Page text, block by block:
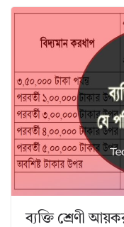
ব্যক্তি শ্রেণী